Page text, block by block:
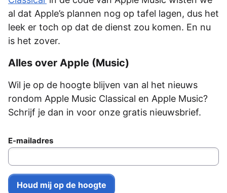
al dat Apple’s plannen nog op tafel lagen, dus het
leek er toch op dat de dienst zou komen. En nu
is het zover.
Alles over Apple (Music)
Wil je op de hoogte blijven van al het nieuws
rondom Apple Music Classical en Apple Music?
Schrijf je dan in voor onze gratis nieuwsbrief.
E-mailadres